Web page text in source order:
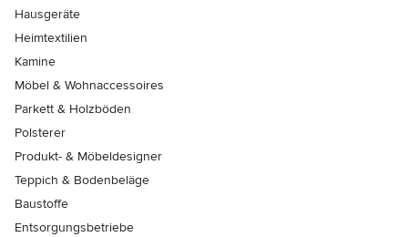
Hausgeräte
Heimtextilien
Kamine
Möbel & Wohnaccessoires
Parkett & Holzböden
Polsterer
Produkt- & Möbeldesigner
Teppich & Bodenbeläge
Baustoffe
Entsorgungsbetriebe